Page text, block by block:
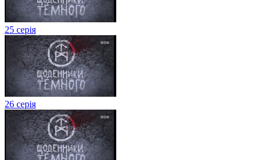
25 серія
26 серія